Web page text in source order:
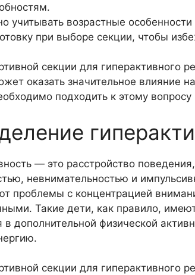
учитывать возрастные
при выборе секции, чтобы
секции для гиперактивного
оказать значительное влияние
подходить к этому
— это расстройство
невнимательностью и
проблемы с концентрацией
Такие дети, как правило,
дополнительной физической
секции для гиперактивного